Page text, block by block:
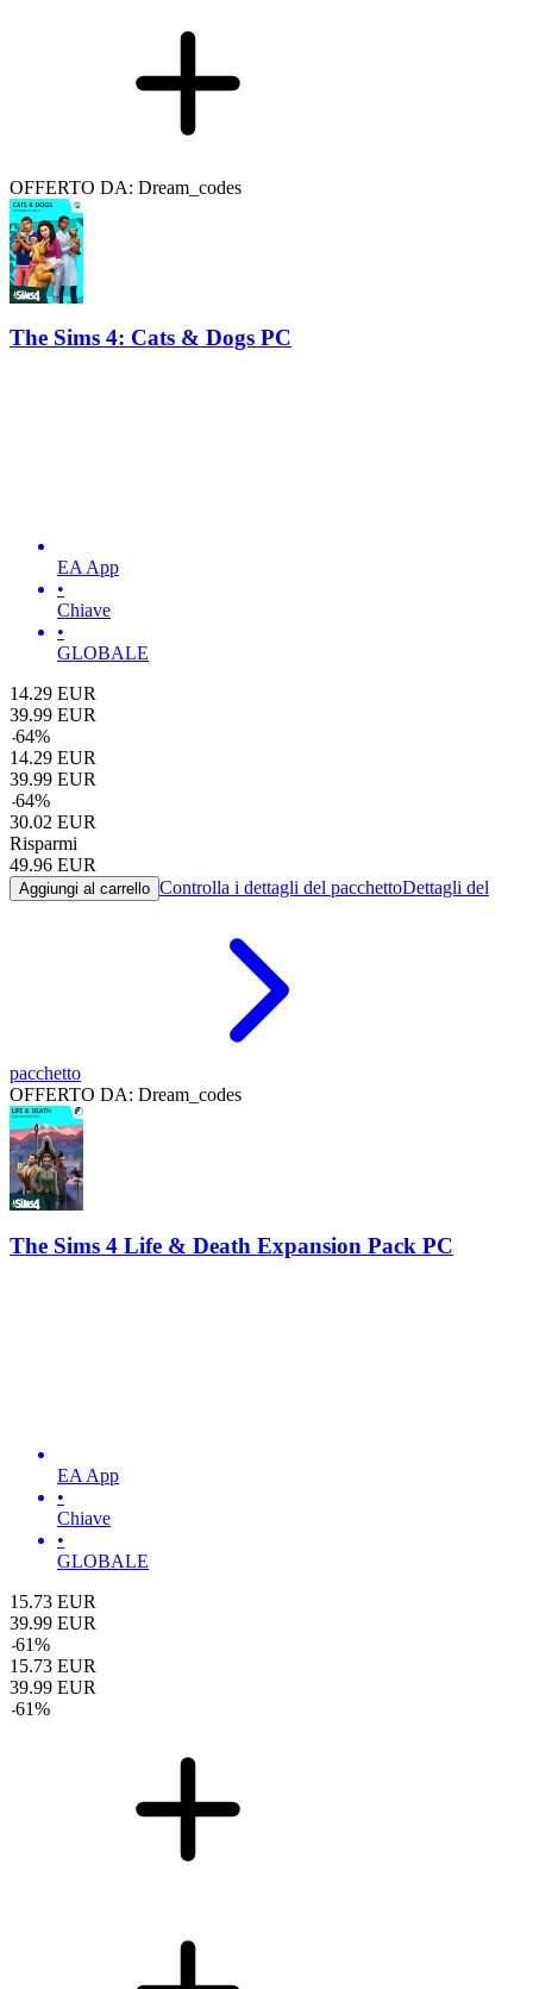
OFFERTO DA: Dream_codes
The Sims 4: Cats & Dogs PC
EA App
•
Chiave
•
GLOBALE
14.29 EUR
39.99 EUR
-64%
14.29 EUR
39.99 EUR
-64%
30.02 EUR
Risparmi
49.96 EUR
Aggiungi al carrello Controlla i dettagli del pacchettoDettagli del
pacchetto
OFFERTO DA: Dream_codes
The Sims 4 Life & Death Expansion Pack PC
EA App
•
Chiave
•
GLOBALE
15.73 EUR
39.99 EUR
-61%
15.73 EUR
39.99 EUR
-61%